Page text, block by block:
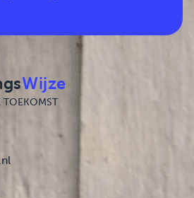
Wijze